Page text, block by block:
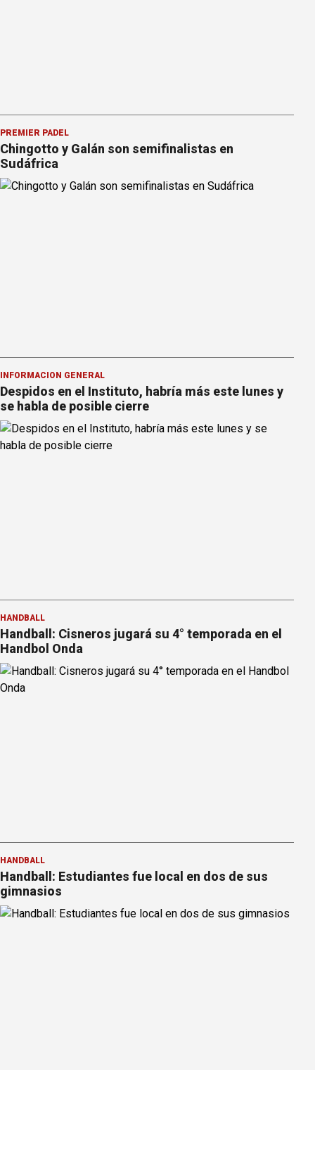
PREMIER PÁDEL
Chingotto y Galán son semifinalistas en
Sudáfrica
INFORMACION GENERAL
Despidos en el Instituto, habría más este lunes y
se habla de posible cierre
HANDBALL
Handball: Cisneros jugará su 4° temporada en el
Handbol Onda
HANDBALL
Handball: Estudiantes fue local en dos de sus
gimnasios